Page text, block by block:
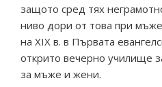
защото сред тях
ниво дори от това при
на ХІХ в. в Първата
открито вечерно училище
за мъже и жени.